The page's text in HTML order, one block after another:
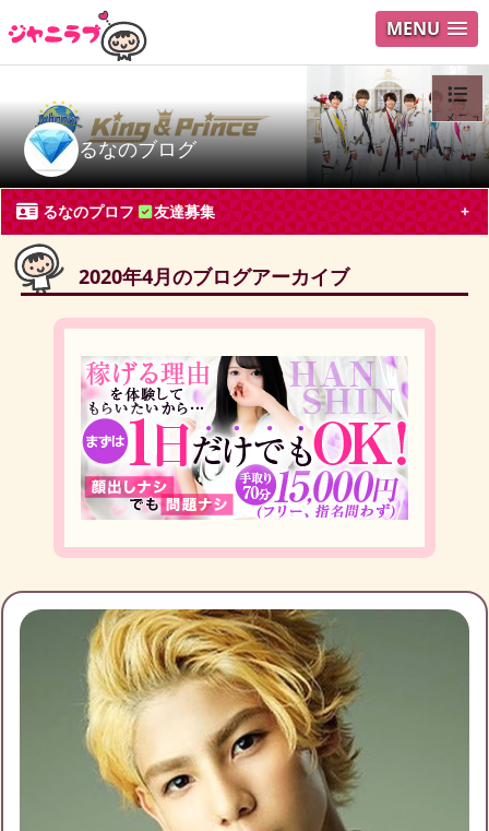
MENU
るなのブログ
メニュ
ログイ
ユーザ
Search
るなのプロフ 友達募集
るな
King & Prince
永瀬廉 髙橋海人
ブログ投稿 30 2244
フォロー 1 フォロワー 1
るなのチケット募集
キンプリが好きな友達を探しています
キンプリのファンのお友達を探しています！LINEで
お話ししたり、もし近くに住んでいる方がいれば、
ぜひ
2023年2月(2) 2023年1月(1) 2020年10月
2020年8月(3) 2020年7月(5) 2020年6月
2020年5月(1) 2020年4月(2) 2019年6月(1)
2019年5月(1) 2019年4月(2) 2019年3月
2019年2月(3) 2019年1月(4)
2020年4月のブログアーカイブ